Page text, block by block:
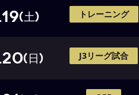
(土) トレーニング
(日) J3リーグ試合